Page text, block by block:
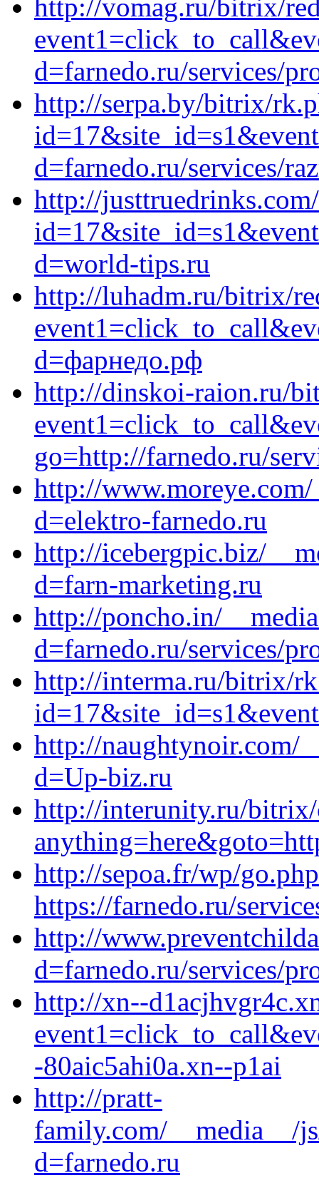
http://vomag.ru/bitrix/
d=farnedo.ru/services/
http://serpa.by/bitrix/
d=farnedo.ru/services/
http://
d=world-tips.ru
http://luhadm.ru/bitrix/
d=фарнедо.рф
http://dinskoi-raion.ru/
go=http://farnedo.ru/
http://
d=elektro-farnedo.ru
http://icebergpic.biz/
d=farn-marketing.ru
http://poncho.in/
d=farnedo.ru/services/
http://interma.ru/bitrix/
http://naughtynoir.com/
d=Up-biz.ru
http://interunity.ru/
http://sepoa.fr/wp/
https://farnedo.ru/
http://
d=farnedo.ru/services/
http://xn--
-80aic5ahi0a.xn--p1ai
http://pratt-
family.com/__media__/
d=farnedo.ru